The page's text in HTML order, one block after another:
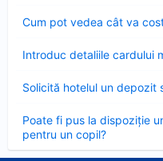
Cum pot vedea cât va
închis
Introduc detaliile cardului
închis
Solicită hotelul un depozit
închis
Poate fi pus la dispoziție
pentru un copil?
închis